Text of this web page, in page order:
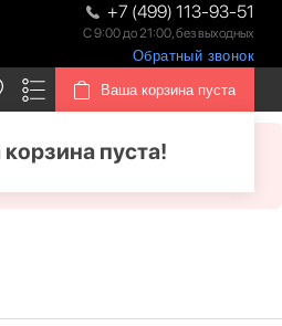
+7 (499) 113-93-51
С 9:00 до 21:00, без выходных
Обратный звонок
Ваша корзина пуста
пуста!